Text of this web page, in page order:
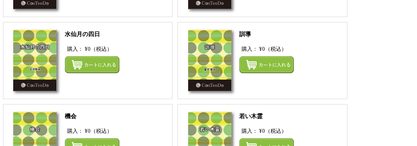
まとめてカートにいれる
水仙月の四日
購入： ¥0 （税込）
まとめてカートにいれる
訓導
購入：¥0 （税込）
まとめてカートにいれる
機会
購入： ¥0 （税込）
まとめてカートにいれる
若い木霊
購入：¥0 （税込）